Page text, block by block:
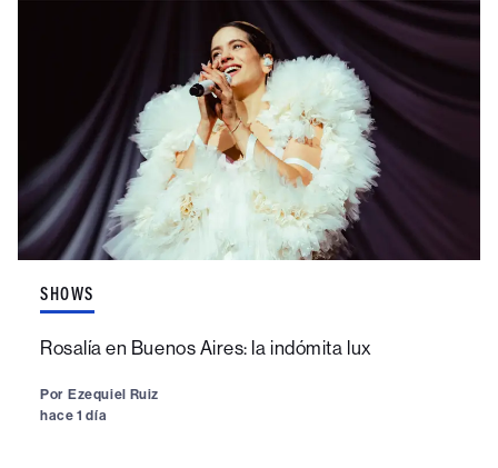
SHOWS
Rosalía en Buenos Aires: la indómita lux
Por Ezequiel Ruiz
hace 1 día